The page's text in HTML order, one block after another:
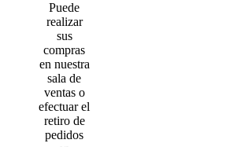
Puede
realizar
sus
compras
en nuestra
sala de
ventas o
efectuar el
retiro de
pedidos